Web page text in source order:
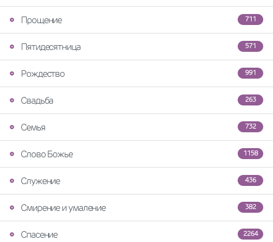
711
Прощение
571
Пятидесятница
991
Рождество
263
Свадьба
732
Семья
1158
Слово Божье
436
Служение
382
Смирение и умаление
2264
Спасение